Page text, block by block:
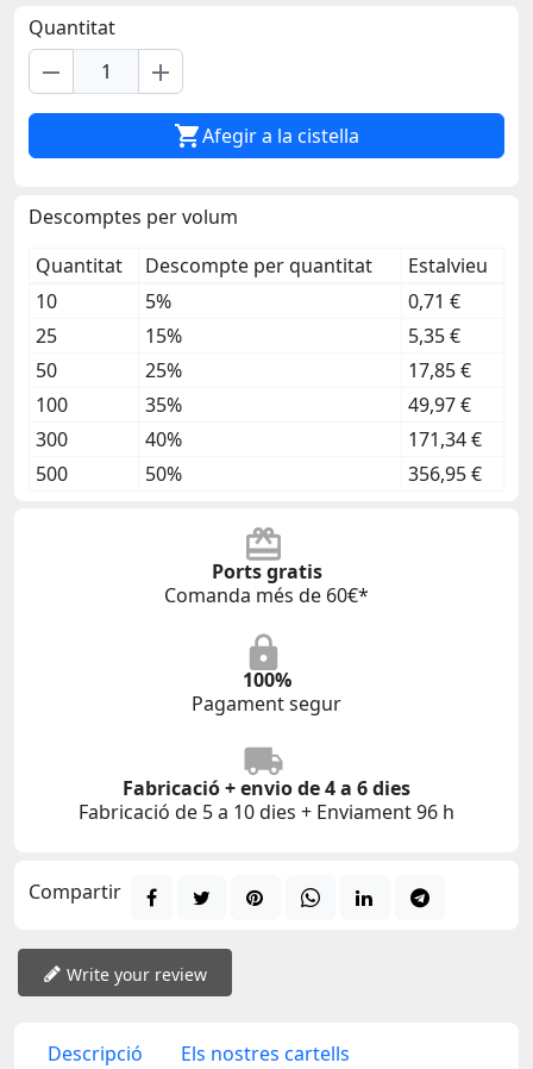
Quantitat
remove add
Afegir a la cistella
Descomptes per volum
Quantitat
Descompte per quantitat
Estalvieu
10
5%
0,71 €
25
15%
5,35 €
50
25%
17,85 €
100
35%
49,97 €
300
40%
171,34 €
500
50% 356,95 €
Ports gratis
Comanda més de 60€*
100%
Pagament segur
Fabricació + envio de 4 a 6 dies
Fabricació de 5 a 10 dies + Enviament 96 h
Compartir
Write your review
Descripció Els nostres cartells